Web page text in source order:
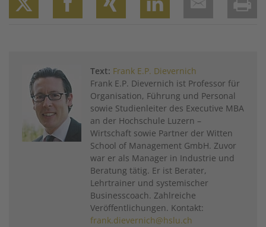
Text: Frank E.P. Dievernich
Frank E.P. Dievernich ist Professor für
Organisation, Führung und Personal
sowie Studienleiter des Executive MBA
an der Hochschule Luzern –
Wirtschaft sowie Partner der Witten
School of Management GmbH. Zuvor
war er als Manager in Industrie und
Beratung tätig. Er ist Berater,
Lehrtrainer und systemischer
Businesscoach. Zahlreiche
Veröffentlichungen. Kontakt:
frank.dievernich@hslu.ch